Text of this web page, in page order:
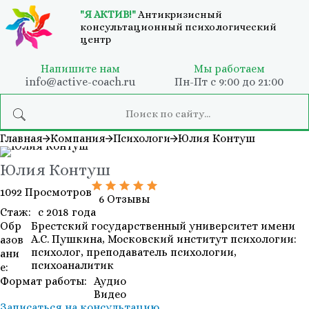
"Я АКТИВ!"Антикризисный
консультационный психологический
центр
Напишите нам
info@active-coach.ru
Мы работаем
Пн-Пт с 9:00 до 21:00
Главная Компания Психологи Юлия Контуш
Юлия Контуш
1092 Просмотров
6 Отзывы
Стаж:
с 2018 года
Обр
азов
ани
е:
Брестский государственный университет имени
А.С. Пушкина, Московский институт психологии:
психолог, преподаватель психологии,
психоаналитик
Формат работы:
Аудио
Видео